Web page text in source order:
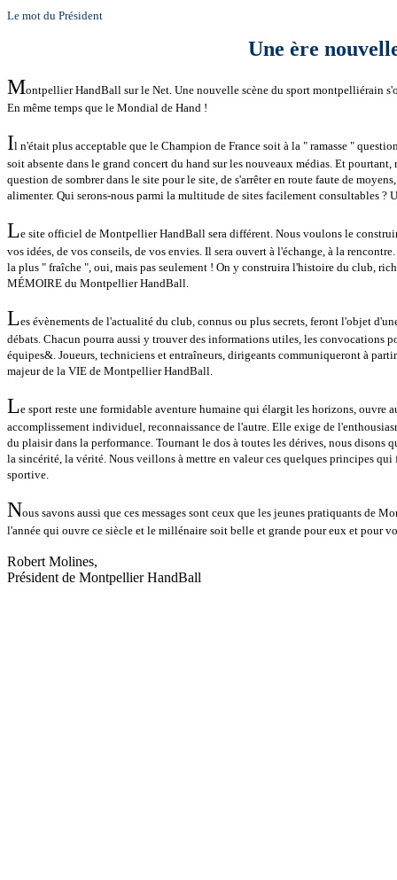
Le mot du Président
Une ère
Montpellier HandBall sur le Net. Une nouvelle scène du sport montpelliérain
En même temps que le Mondial de Hand !
Il n'était plus acceptable que le Champion de France soit à la " ramasse "
soit absente dans le grand concert du hand sur les nouveaux médias. Et
question de sombrer dans le site pour le site, de s'arrêter en route faute de
alimenter. Qui serons-nous parmi la multitude de sites facilement consultables ?
Le site officiel de Montpellier HandBall sera différent. Nous voulons le
vos idées, de vos conseils, de vos envies. Il sera ouvert à l'échange, à la
la plus " fraîche ", oui, mais pas seulement ! On y construira l'histoire du club,
MÉMOIRE du Montpellier HandBall.
Les évènements de l'actualité du club, connus ou plus secrets, feront l'objet
débats. Chacun pourra aussi y trouver des informations utiles, les convocations
équipes&. Joueurs, techniciens et entraîneurs, dirigeants communiqueront à
majeur de la VIE de Montpellier HandBall.
Le sport reste une formidable aventure humaine qui élargit les horizons, ouvre
accomplissement individuel, reconnaissance de l'autre. Elle exige de
du plaisir dans la performance. Tournant le dos à toutes les dérives, nous disons
la sincérité, la vérité. Nous veillons à mettre en valeur ces quelques principes
sportive.
Nous savons aussi que ces messages sont ceux que les jeunes pratiquants de
l'année qui ouvre ce siècle et le millénaire soit belle et grande pour eux et pour
Robert Molines,
Président de Montpellier HandBall